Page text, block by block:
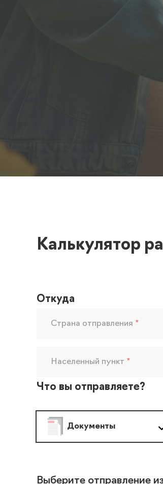
Калькулятор
Откуда
Страна отправления *
Населенный пункт *
Что вы отправляете?
Документы
Выберите отправление